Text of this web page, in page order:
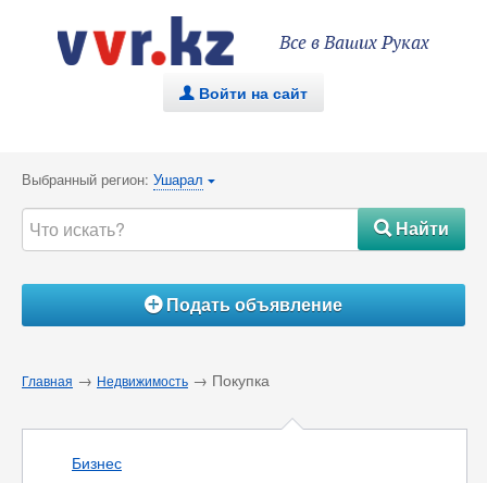
Все в Ваших Руках
. Войти на сайт
Выбранный регион: Ушарал {
#Найти
ÁПодать объявление
Главная → Недвижимость → Покупка
Бизнес